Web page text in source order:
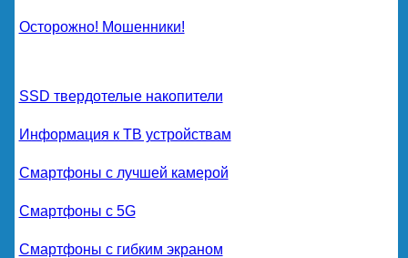
Осторожно! Мошенники!
SSD твердотелые накопители
Информация к ТВ устройствам
Смартфоны с лучшей камерой
Смартфоны с 5G
Смартфоны с гибким экраном